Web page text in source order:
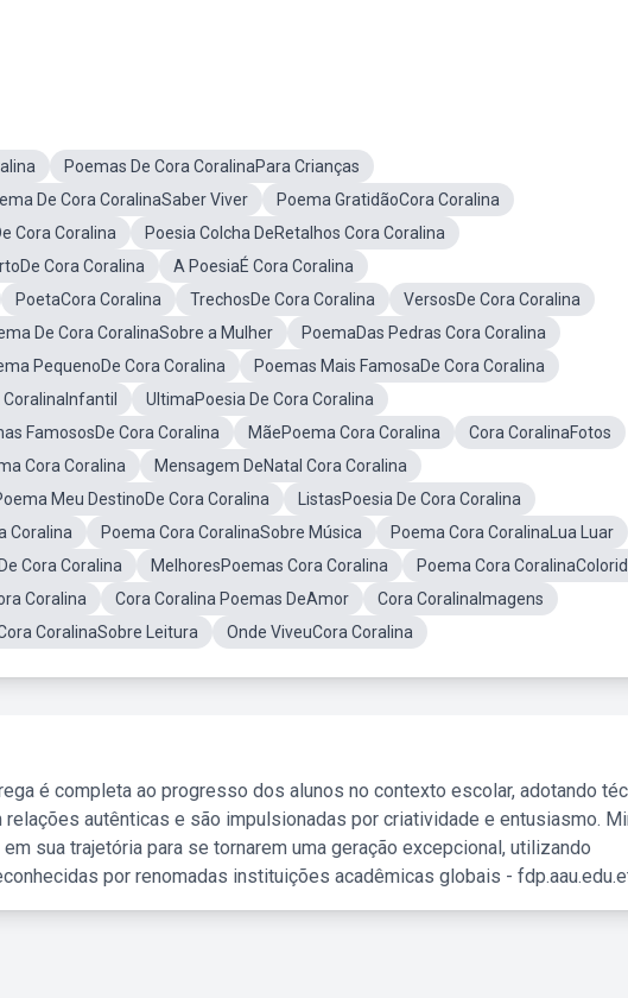
Poemas De Cora CoralinaPara Crianças
De Cora CoralinaSaber Viver
Poema GratidãoCora Coralina
Cora Coralina
Poesia Colcha DeRetalhos Cora Coralina
Cora Coralina
A PoesiaÉ Cora Coralina
PoetaCora Coralina TrechosDe Cora Coralina
VersosDe Cora Coralina
De Cora CoralinaSobre a Mulher
PoemaDas Pedras Cora Coralina
PequenoDe Cora Coralina
Poemas Mais FamosaDe Cora Coralina
UltimaPoesia De Cora Coralina
FamososDe Cora Coralina MãePoema Cora Coralina
Cora CoralinaFotos
Cora Coralina
Mensagem DeNatal Cora Coralina
Meu DestinoDe Cora Coralina
ListasPoesia De Cora Coralina
Coralina Poema Cora CoralinaSobre Música
Poema Cora CoralinaLua Luar
Cora Coralina MelhoresPoemas Cora Coralina
Poema Cora
Coralina Cora Coralina Poemas DeAmor
Cora CoralinaImagens
CoralinaSobre Leitura Onde ViveuCora Coralina
é completa ao progresso dos alunos no contexto escolar, adotando
autênticas e são impulsionadas por criatividade e entusiasmo.
sua trajetória para se tornarem uma geração excepcional, utilizando
por renomadas instituições acadêmicas globais -